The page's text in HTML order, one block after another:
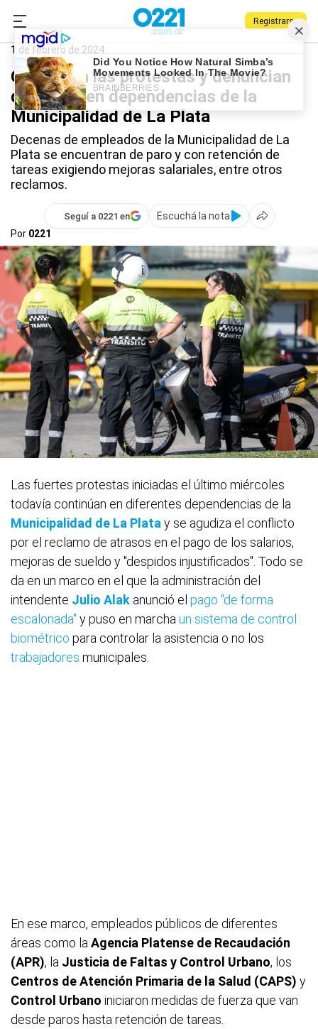
Registrarse
0221.com.ar
Municipalidad de La Plata
1 de febrero de 2024
Continúan las protestas y denuncian
despidos en dependencias de la
Municipalidad de La Plata
Decenas de empleados de la Municipalidad de La
Plata se encuentran de paro y con retención de
tareas exigiendo mejoras salariales, entre otros
reclamos.
Seguí a 0221 en
Escuchá la nota
Por 0221
Las fuertes protestas iniciadas el último miércoles
todavía continúan en diferentes dependencias de la
Municipalidad de La Plata y se agudiza el conflicto
por el reclamo de atrasos en el pago de los salarios,
mejoras de sueldo y "despidos injustificados". Todo se
da en un marco en el que la administración del
intendente Julio Alak anunció el pago "de forma
escalonada" y puso en marcha un sistema de control
biométrico para controlar la asistencia o no los
trabajadores municipales.
En ese marco, empleados públicos de diferentes
áreas como la Agencia Platense de Recaudación
(APR), la Justicia de Faltas y Control Urbano, los
Centros de Atención Primaria de la Salud (CAPS) y
Control Urbano iniciaron medidas de fuerza que van
desde paros hasta retención de tareas.